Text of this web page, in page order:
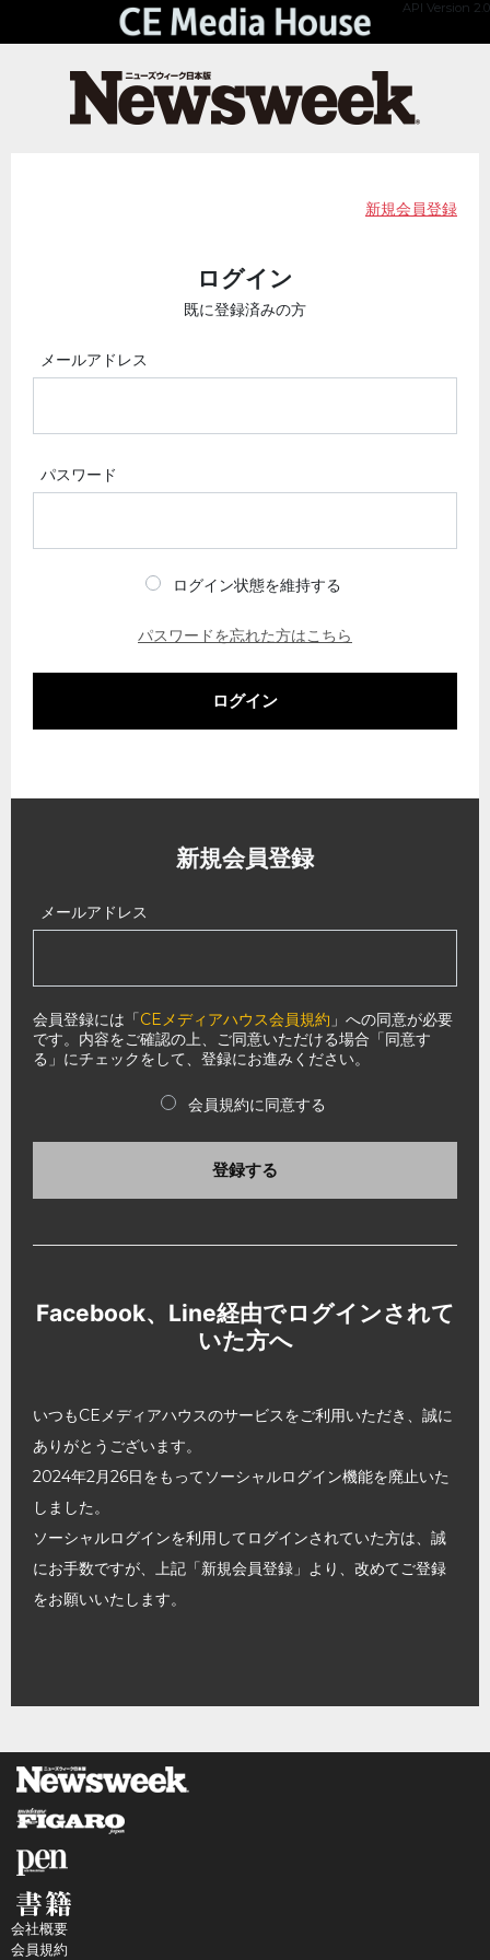
API Version 2.0
新規会員登録
ログイン
既に登録済みの方
メールアドレス
パスワード
ログイン状態を維持する
パスワードを忘れた方はこちら
ログイン
新規会員登録
メールアドレス
会員登録には「CEメディアハウス会員規約 」への同意が必要
です。内容をご確認の上、ご同意いただける場合「同意す
る」にチェックをして、登録にお進みください。
会員規約に同意する
登録する
Facebook、Line経由でログインされて
いた方へ
いつもCEメディアハウスのサービスをご利用いただき、誠に
ありがとうございます。
2024年2月26日をもってソーシャルログイン機能を廃止いた
しました。
ソーシャルログインを利用してログインされていた方は、誠
にお手数ですが、上記「新規会員登録」より、改めてご登録
をお願いいたします。
会社概要
会員規約